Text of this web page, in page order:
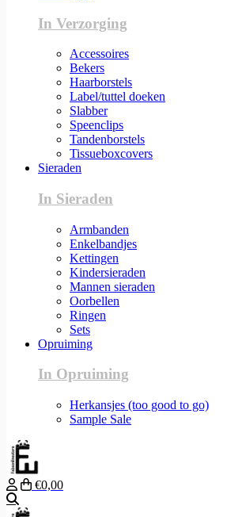
In Verzorging
Accessoires
Bekers
Haarborstels
Label/tuttel doeken
Slabber
Speenclips
Tandenborstels
Tissueboxcovers
Sieraden
In Sieraden
Armbanden
Enkelbandjes
Kettingen
Kindersieraden
Mannen sieraden
Oorbellen
Ringen
Sets
Opruiming
In Opruiming
Herkansjes (too good to go)
Sample Sale
€0,00